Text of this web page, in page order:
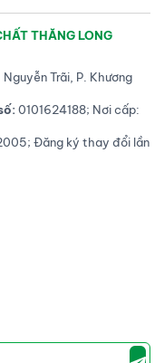
THĂNG LONG
Trãi, P. Khương
0101624188; Nơi cấp:
Đăng ký thay đổi lần